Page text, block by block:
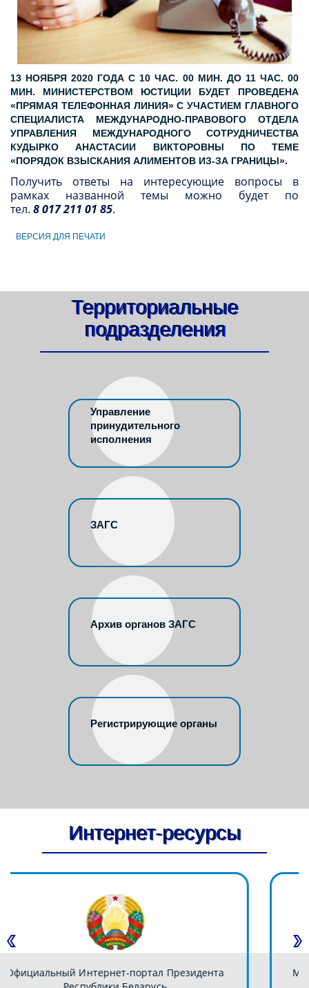
13 НОЯБРЯ 2020 ГОДА С 10 ЧАС. 00 МИН. ДО 11 ЧАС. 00
МИН. МИНИСТЕРСТВОМ ЮСТИЦИИ БУДЕТ ПРОВЕДЕНА
«ПРЯМАЯ ТЕЛЕФОННАЯ ЛИНИЯ» С УЧАСТИЕМ ГЛАВНОГО
СПЕЦИАЛИСТА МЕЖДУНАРОДНО-ПРАВОВОГО ОТДЕЛА
УПРАВЛЕНИЯ МЕЖДУНАРОДНОГО СОТРУДНИЧЕСТВА
КУДЫРКО АНАСТАСИИ ВИКТОРОВНЫ ПО ТЕМЕ
«ПОРЯДОК ВЗЫСКАНИЯ АЛИМЕНТОВ ИЗ-ЗА ГРАНИЦЫ».
Получить ответы на интересующие вопросы в
рамках названной темы можно будет по
тел. 8 017 211 01 85.
ВЕРСИЯ ДЛЯ ПЕЧАТИ
Территориальные
подразделения
Управление
принудительного
исполнения
ЗАГС
Архив органов ЗАГС
Регистрирующие органы
Интернет-ресурсы
Министерство юстиции Республики Беларусь